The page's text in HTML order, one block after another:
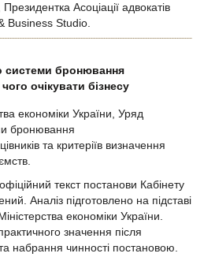
Асоціації адвокатів
Business Studio.
системи бронювання
очікувати бізнесу
економіки України, Уряд
бронювання
та критеріїв визначення
текст постанови Кабінету
Аналіз підготовлено на підставі
економіки України.
значення після
набрання чинності постановою.